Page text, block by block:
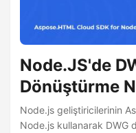
Node.JS'de
Dönüştürme
Node.js geliştiricilerinin
Node.js kullanarak DWG